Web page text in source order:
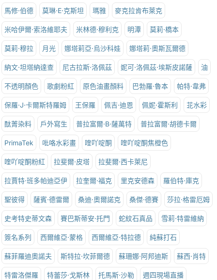
馬修·伯德 莫琳·E·克斯坦 瑪雅 麥克拉肯布萊克
米哈伊爾·索洛維耶夫 米林德·穆利克 明潭 莫莉·橋本
莫莉·穆拉 月光 娜塔莉亞·烏沙科娃 娜塔莉·奧斯瓦爾德
納文·坦塔納達查 尼古拉斯·洛佩茲 妮可·洛佩茲·埃斯皮諾薩 油
不透明顏色 歌劇粉紅 原色油畫顏料 巴勃羅·魯本 帕特·韋弗
保羅·J·卡爾斯特羅姆 王保羅 佩吉·迪恩 佩妮·霍斯利 苝水彩
酞菁染料 戶外寫生 普拉富爾·B·薩萬特 普拉富爾·胡德卡爾
PrimaTek 吡咯水彩畫 喹吖啶酮 喹吖啶酮焦橙色
喹吖啶酮粉紅 拉斐爾·皮塔 拉斐爾·西卡萊尼
拉賈特·班多帕迪亞伊 拉奎爾·福克 里克安德森 羅伯特·庫克
聖彼得 薩賓·德雷爾 桑迪·奧爾諾克 桑傑·德賽 莎拉·格雷厄姆
史考特史蒂文森 賽巴斯蒂安·托門 蛇紋石真品 雪莉·特雷維納
簽名系列 西爾維亞·蒙格 西爾維亞·特拉德 純蘇打石
蘇菲羅迪奧諾夫 斯特拉·坎菲爾德 蘇珊娜·阿邦迪斯 蘇西·肖特
特雷洛傑羅 特蕾莎·戈斯林 托馬斯·沙勒 週四現場直播